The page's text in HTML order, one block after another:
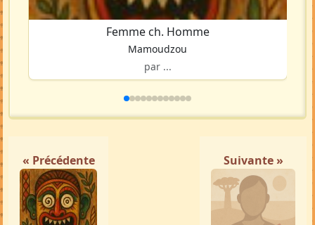
Femme ch. Homme
Mamoudzou
par ...
« Précédente Suivante »